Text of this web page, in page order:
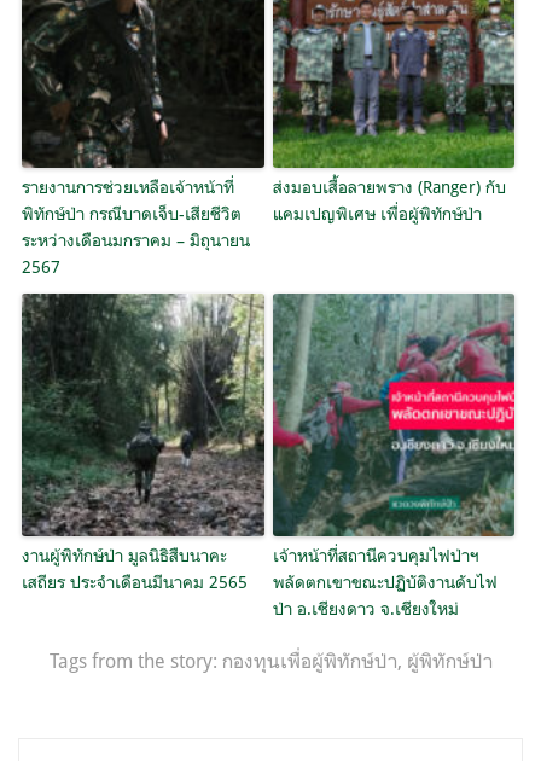
รายงานการช่วยเหลือเจ้าหน้าที่
พิทักษ์ป่า กรณีบาดเจ็บ-เสียชีวิต
ระหว่างเดือนมกราคม – มิถุนายน
2567
ส่งมอบเสื้อลายพราง (Ranger) กับ
แคมเปญพิเศษ เพื่อผู้พิทักษ์ป่า
งานผู้พิทักษ์ป่า มูลนิธิสืบนาคะ
เสถียร ประจำเดือนมีนาคม 2565
เจ้าหน้าที่สถานีควบคุมไฟป่าฯ
พลัดตกเขาขณะปฏิบัติ​งานดับ​ไฟ
ป่า อ.เชียงดาว จ.เชียงใหม่
Tags from the story: กองทุนเพื่อผู้พิทักษ์ป่า, ผู้พิทักษ์ป่า